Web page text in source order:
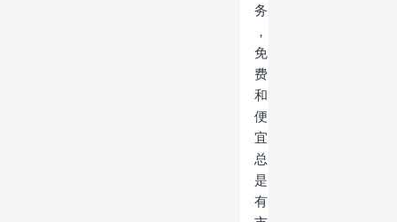
务
，
免
费
和
便
宜
总
是
有